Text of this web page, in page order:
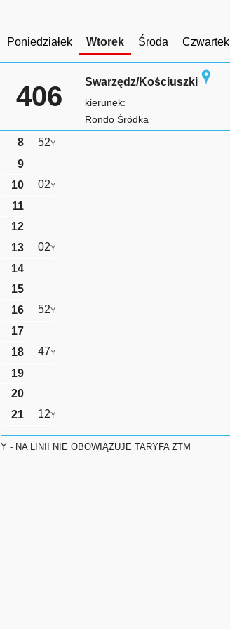
Poniedziałek Wtorek Środa Czwartek
406 Swarzędz/Kościuszki
kierunek:
Rondo Śródka
8 52Y
9
10
02Y
11
12
13
02Y
14
15
16
52Y
17
18
47Y
19
20
21
12Y
Y - NA LINII NIE OBOWIĄZUJE TARYFA ZTM